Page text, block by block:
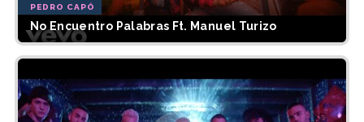
PEDRO CAPÓ
No Encuentro Palabras Ft. Manuel Turizo